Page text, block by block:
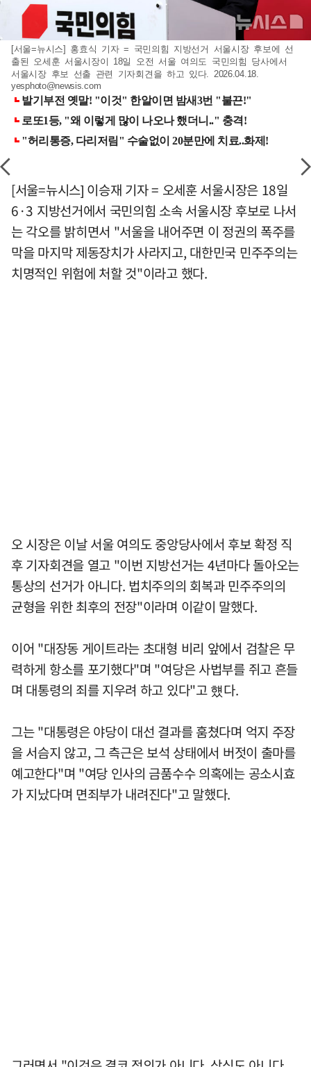
[서울=뉴시스] 홍효식 기자 = 국민의힘 지방선거 서울시장 후보에 선
출된 오세훈 서울시장이 18일 오전 서울 여의도 국민의힘 당사에서
서울시장 후보 선출 관련 기자회견을 하고 있다. 2026.04.18.
yesphoto@newsis.com
[서울=뉴시스] 이승재 기자 = 오세훈 서울시장은 18일
6·3 지방선거에서 국민의힘 소속 서울시장 후보로 나서
는 각오를 밝히면서 "서울을 내어주면 이 정권의 폭주를
막을 마지막 제동장치가 사라지고, 대한민국 민주주의는
치명적인 위험에 처할 것"이라고 했다.
오 시장은 이날 서울 여의도 중앙당사에서 후보 확정 직
후 기자회견을 열고 "이번 지방선거는 4년마다 돌아오는
통상의 선거가 아니다. 법치주의의 회복과 민주주의의
균형을 위한 최후의 전장"이라며 이같이 말했다.
이어 "대장동 게이트라는 초대형 비리 앞에서 검찰은 무
력하게 항소를 포기했다"며 "여당은 사법부를 쥐고 흔들
며 대통령의 죄를 지우려 하고 있다"고 헀다.
그는 "대통령은 야당이 대선 결과를 훔쳤다며 억지 주장
을 서슴지 않고, 그 측근은 보석 상태에서 버젓이 출마를
예고한다"며 "여당 인사의 금품수수 의혹에는 공소시효
가 지났다며 면죄부가 내려진다"고 말했다.